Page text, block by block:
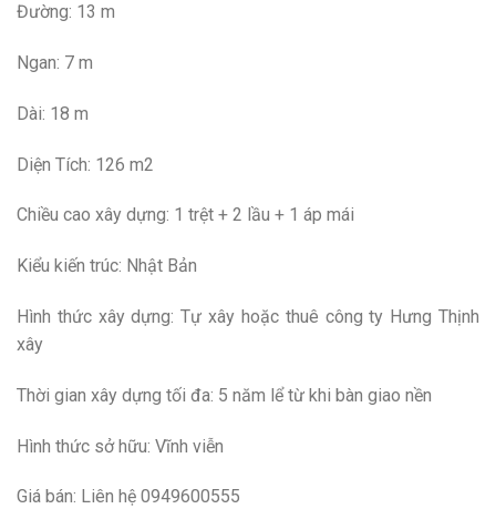
Đường: 13 m
Ngan: 7 m
Dài: 18 m
Diện Tích: 126 m2
Chiều cao xây dựng: 1 trệt + 2 lầu + 1 áp mái
Kiểu kiến trúc: Nhật Bản
Hình thức xây dựng: Tự xây hoặc thuê công ty Hưng Thịnh
xây
Thời gian xây dựng tối đa: 5 năm lể từ khi bàn giao nền
Hình thức sở hữu: Vĩnh viễn
Giá bán: Liên hệ 0949600555